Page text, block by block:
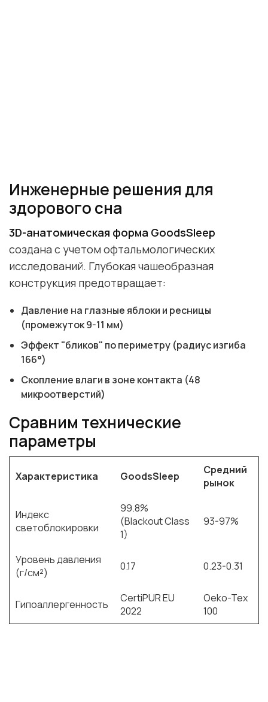
Инженерные решения для
здорового сна
3D-анатомическая форма GoodsSleep
создана с учетом офтальмологических
исследований. Глубокая чашеобразная
конструкция предотвращает:
Давление на глазные яблоки и ресницы
(промежуток 9-11 мм)
Эффект "бликов" по периметру (радиус изгиба
166°)
Скопление влаги в зоне контакта (48
микроотверстий)
Сравним технические
параметры
Характеристика GoodsSleep
Средний
рынок
Индекс
светоблокировки
99.8%
(Blackout Class
1)
93-97%
Уровень давления
(г/см²)
0.17 0.23-0.31
Гипоаллергенность
CertiPUR EU
2022
Oeko-Tex
100